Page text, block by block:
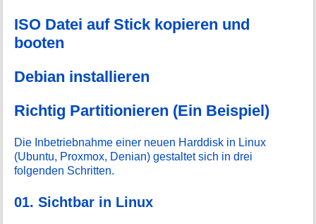
ISO Datei auf Stick kopieren und
booten
Debian installieren
Richtig Partitionieren (Ein Beispiel)
Die Inbetriebnahme einer neuen Harddisk in Linux
(Ubuntu, Proxmox, Denian) gestaltet sich in drei
folgenden Schritten.
01. Sichtbar in Linux